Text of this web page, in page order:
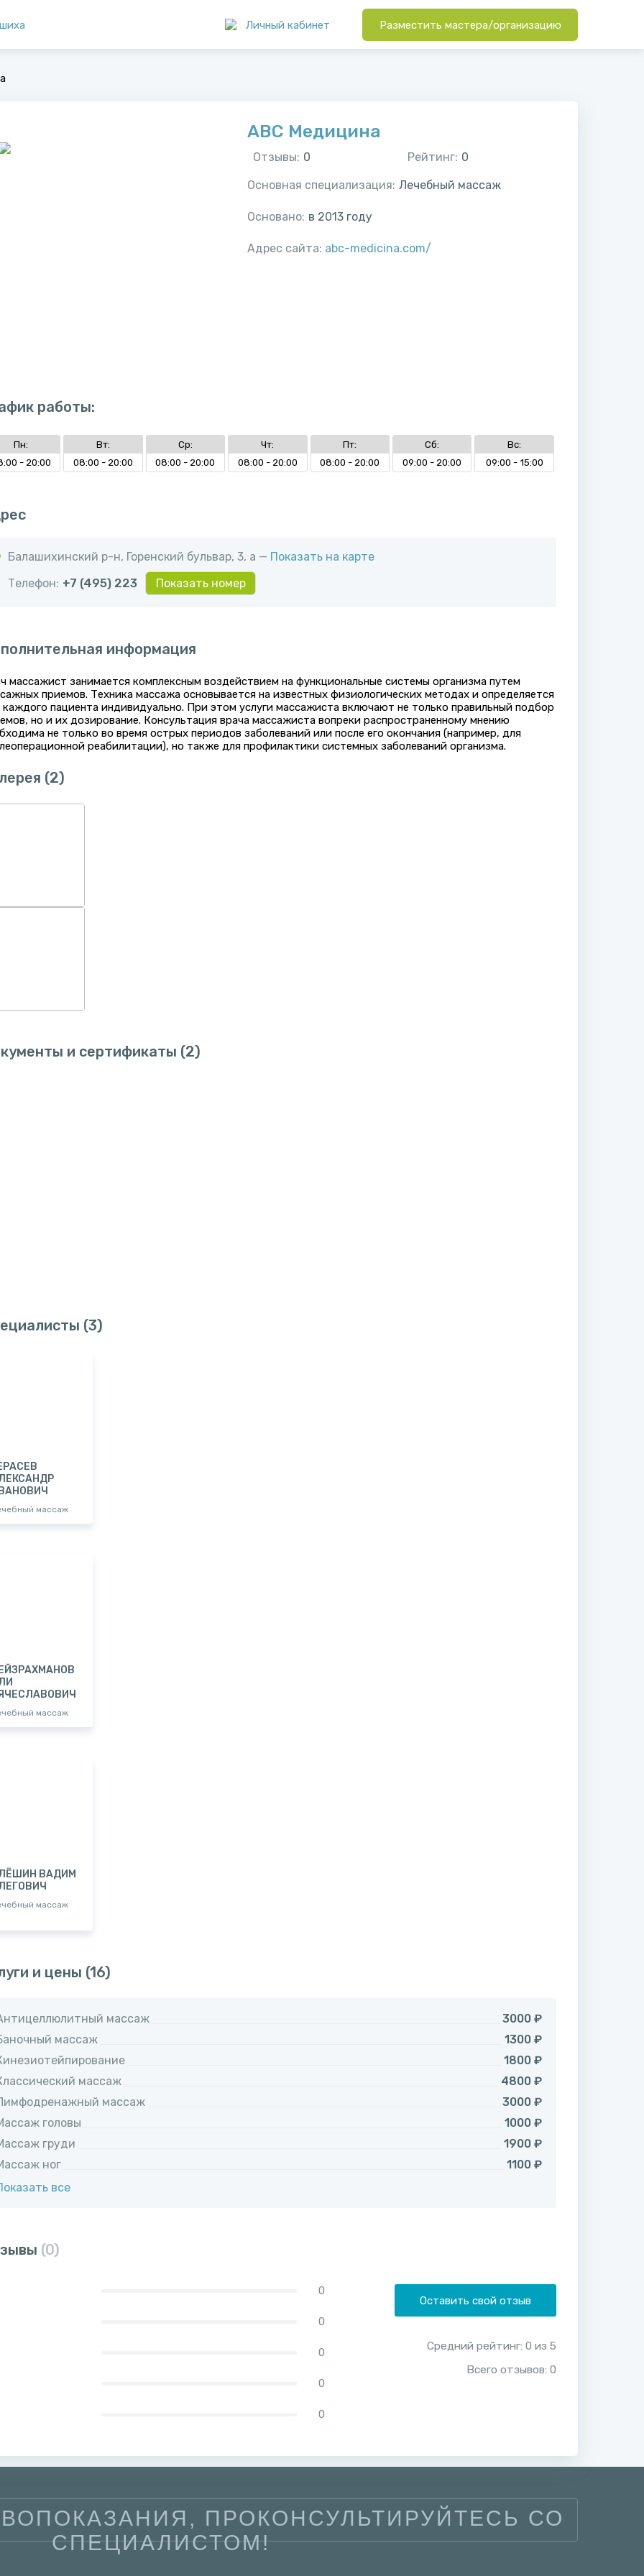
Личный кабинет Разместить мастера/организацию
ABC Медицина
Отзывы: 0 Рейтинг: 0
Основная специализация: Лечебный массаж
Основано: в 2013 году
Адрес сайта: abc-medicina.com/
работы:
Пн:
- 20:00
Вт:
08:00 - 20:00
Ср:
08:00 - 20:00
Чт:
08:00 - 20:00
Пт:
08:00 - 20:00
Сб:
09:00 - 20:00
Вс:
09:00 - 15:00
Балашихинский р-н, ​Горенский бульвар, 3, а — Показать на карте
Телефон: +7 (495) 223 Показать номер
информация
массажист занимается комплексным воздействием на функциональные системы организма путем
приемов. Техника массажа основывается на известных физиологических методах и определяется
каждого пациента индивидуально. При этом услуги массажиста включают не только правильный подбор
но и их дозирование. Консультация врача массажиста вопреки распространенному мнению
не только во время острых периодов заболеваний или после его окончания (например, для
реабилитации), но также для профилактики системных заболеваний организма.
(2)
и сертификаты (2)
(3)
массаж
массаж
ВАДИМ
массаж
и цены (16)
массаж
3000 ₽
массаж
1300 ₽
1800 ₽
массаж
4800 ₽
массаж
3000 ₽
головы
1000 ₽
груди
1900 ₽
ног
1100 ₽
все
(0)
0
0
0
0
0
Оставить свой отзыв
Средний рейтинг: 0 из 5
Всего отзывов: 0
ПРОКОНСУЛЬТИРУЙТЕСЬ СО
СПЕЦИАЛИСТОМ!